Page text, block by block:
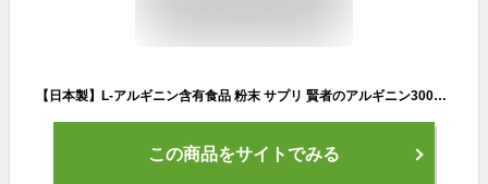
【日本製】L-アルギニン含有食品 粉末 サプリ 賢者のアルギニン3000mg & シトルリン800mg＆クエン酸2700mg 男性 女性
この商品をサイトでみる